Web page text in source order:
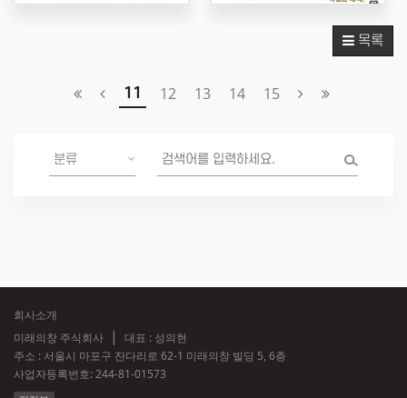
목록
11 12 13 14 15
회사소개
미래의창 주식회사
대표 : 성의현
주소 : 서울시 마포구 잔다리로 62-1 미래의창 빌딩 5, 6층
사업자등록번호:244-81-01573